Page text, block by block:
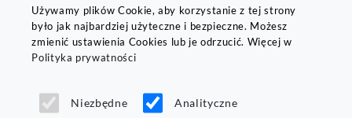
Dostawa
w 24h
Używamy plików Cookie, aby korzystanie z tej strony
było jak najbardziej użyteczne i bezpieczne. Możesz
zmienić ustawienia Cookies lub je odrzucić. Więcej w
Polityka prywatności
Niezbędne Analityczne